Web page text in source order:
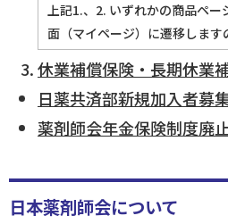
上記1.、2. いずれかの商品ペ
面（マイページ）に遷移します
休業補償保険・長期休業
日薬共済部新規加入者募
薬剤師会年金保険制度廃
日本薬剤師会について